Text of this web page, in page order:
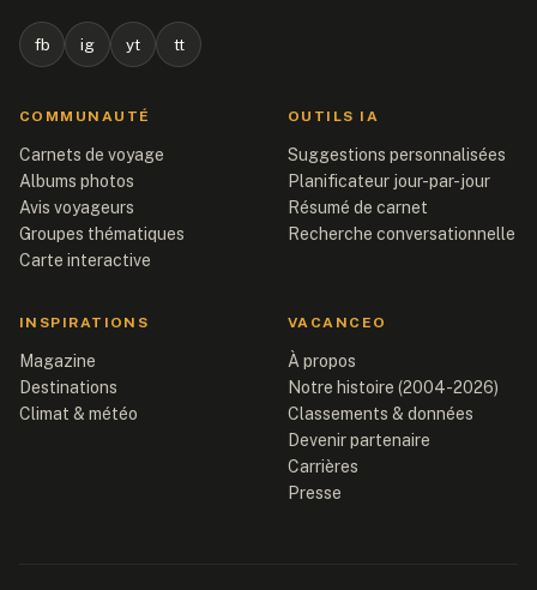
fb ig yt tt
COMMUNAUTÉ
Carnets de voyage
Albums photos
Avis voyageurs
Groupes thématiques
Carte interactive
OUTILS IA
Suggestions personnalisées
Planificateur jour-par-jour
Résumé de carnet
Recherche conversationnelle
INSPIRATIONS
Magazine
Destinations
Climat & météo
VACANCEO
À propos
Notre histoire (2004-2026)
Classements & données
Devenir partenaire
Carrières
Presse